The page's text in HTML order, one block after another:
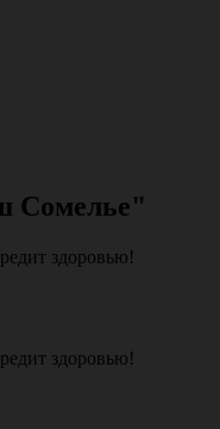
Сомелье"
здоровью!
здоровью!